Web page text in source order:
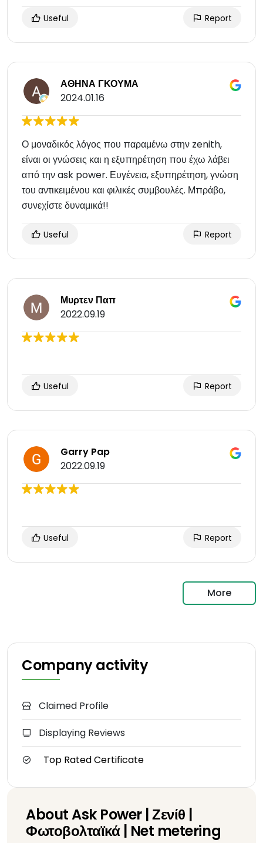
Useful Report
ΑΘΗΝΑ ΓΚΟΥΜΑ
2024.01.16
Ο μοναδικός λόγος που παραμένω στην zenith,
είναι οι γνώσεις και η εξυπηρέτηση που έχω λάβει
από την ask power. Ευγένεια, εξυπηρέτηση, γνώση
του αντικειμένου και φιλικές συμβουλές. Μπράβο,
συνεχίστε δυναμικά!!
Useful Report
Μυρτεν Παπ
2022.09.19
Useful Report
Garry Pap
2022.09.19
Useful Report
More
Company activity
Claimed Profile
Displaying Reviews
Top Rated Certificate
About Ask Power | Ζενίθ |
Φωτοβολταϊκά | Net metering